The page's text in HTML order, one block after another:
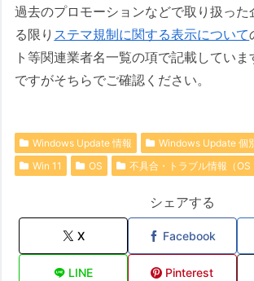
過去のプロモーションなどで取り扱った
る限り ステマ規制に関する表示について
ト等関連業者名一覧の項で記載してい
ですがそちらでご確認ください。
Windows Update 情報
Windows Update 個
Win 11
OS 不具合・トラブル情報（OS
シェアする
X Facebook
LINE Pinterest